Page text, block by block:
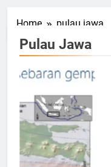
Home pulau jawa
Pulau Jawa
Tatanan
Tektonik
dan
Sebaran
Gempa di
Jawa